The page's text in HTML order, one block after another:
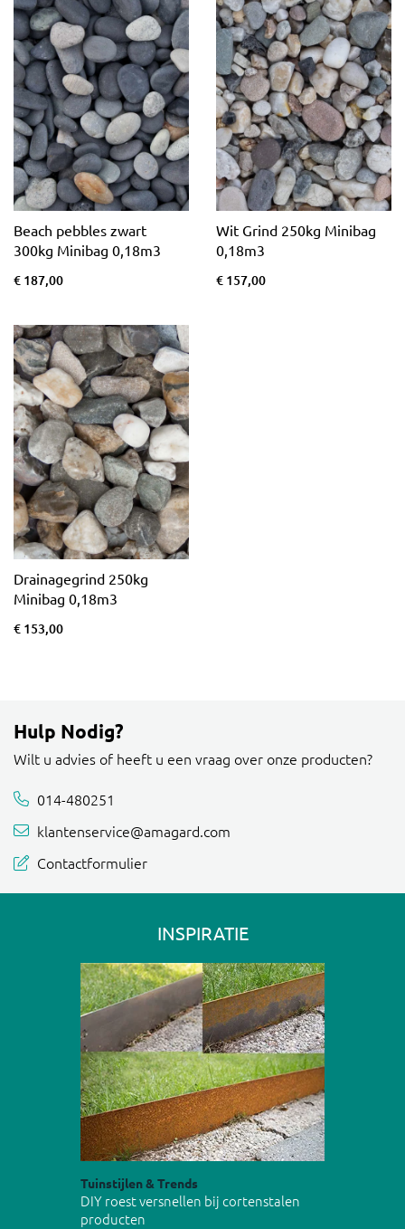
Beach pebbles zwart
300kg Minibag 0,18m3
€ 187,00
Wit Grind 250kg Minibag
0,18m3
€ 157,00
Drainagegrind 250kg
Minibag 0,18m3
€ 153,00
Hulp Nodig?
Wilt u advies of heeft u een vraag over onze producten?
014-480251
klantenservice@amagard.com
Contactformulier
INSPIRATIE
Tuinstijlen & Trends
DIY roest versnellen bij cortenstalen
producten